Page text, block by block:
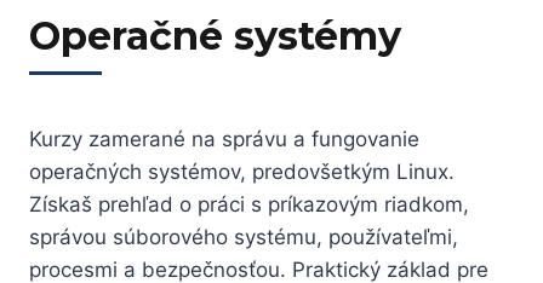
Operačné systémy
Kurzy zamerané na správu a fungovanie
operačných systémov, predovšetkým Linux.
Získaš prehľad o práci s príkazovým riadkom,
správou súborového systému, používateľmi,
procesmi a bezpečnosťou. Praktický základ pre